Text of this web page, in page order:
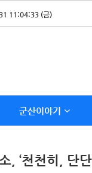
11:04:33 (금)
군산이야기
, ‘천천히, 단